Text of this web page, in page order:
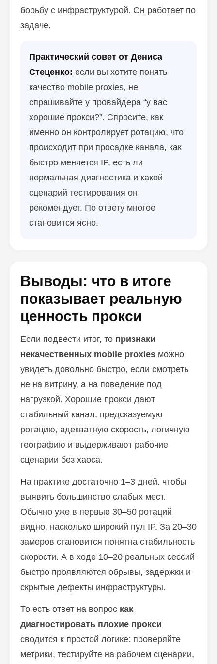
борьбу с инфраструктурой. Он работает по
задаче.
Практический совет от Дениса
Стеценко: если вы хотите понять
качество mobile proxies, не
спрашивайте у провайдера “у вас
хорошие прокси?”. Спросите, как
именно он контролирует ротацию, что
происходит при просадке канала, как
быстро меняется IP, есть ли
нормальная диагностика и какой
сценарий тестирования он
рекомендует. По ответу многое
становится ясно.
Выводы: что в итоге
показывает реальную
ценность прокси
Если подвести итог, то признаки
некачественных mobile proxies можно
увидеть довольно быстро, если смотреть
не на витрину, а на поведение под
нагрузкой. Хорошие прокси дают
стабильный канал, предсказуемую
ротацию, адекватную скорость, логичную
географию и выдерживают рабочие
сценарии без хаоса.
На практике достаточно 1–3 дней, чтобы
выявить большинство слабых мест.
Обычно уже в первые 30–50 ротаций
видно, насколько широкий пул IP. За 20–30
замеров становится понятна стабильность
скорости. А в ходе 10–20 реальных сессий
быстро проявляются обрывы, задержки и
скрытые дефекты инфраструктуры.
То есть ответ на вопрос как
диагностировать плохие прокси
сводится к простой логике: проверяйте
метрики, тестируйте на рабочем сценарии,